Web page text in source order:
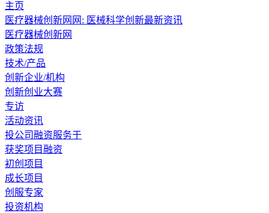
主页
医疗器械创新网网: 医械科学创新最新资讯
医疗器械创新网
政策法规
技术/产品
创新企业/机构
创新创业大赛
专访
活动资讯
投公司融资服务于
获奖项目融资
初创项目
成长项目
创服专家
投资机构